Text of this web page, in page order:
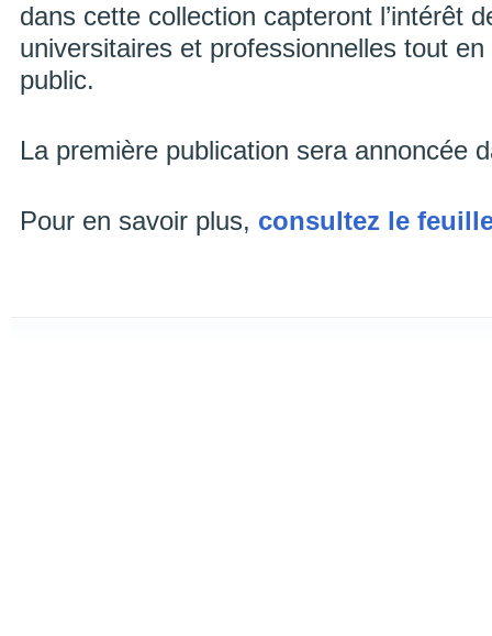
dans cette collection capteront l’intérêt
universitaires et professionnelles tout
public.
La première publication sera annoncée
Pour en savoir plus, consultez le